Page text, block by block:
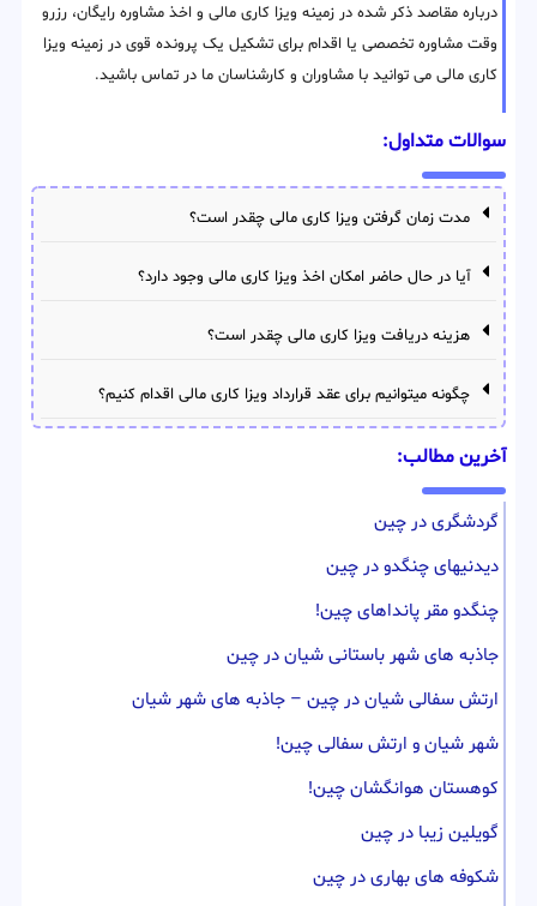
درباره مقاصد ذکر شده در زمینه ویزا کاری مالی و اخذ مشاوره رایگان، رزرو
وقت مشاوره تخصصی یا اقدام برای تشکیل یک پرونده قوی در زمینه ویزا
کاری مالی می توانید با مشاوران و کارشناسان ما در تماس باشید.
سوالات متداول:
مدت زمان گرفتن ویزا کاری مالی چقدر است؟
آیا در حال حاضر امکان اخذ ویزا کاری مالی وجود دارد؟
هزینه دریافت ویزا کاری مالی چقدر است؟
چگونه میتوانیم برای عقد قرارداد ویزا کاری مالی اقدام کنیم؟
آخرین مطالب:
گردشگری در چین
دیدنیهای چنگدو در چین
چنگدو مقر پانداهای چین!
جاذبه های شهر باستانی شیان در چین
ارتش سفالی شیان در چین – جاذبه های شهر شیان
شهر شیان و ارتش سفالی چین!
کوهستان هوانگشان چین!
گویلین زیبا در چین
شکوفه های بهاری در چین